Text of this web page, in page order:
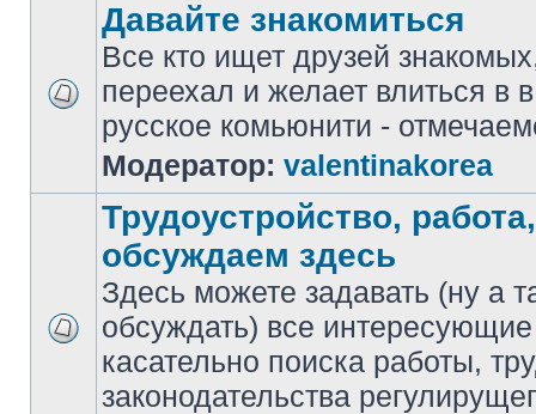
Давайте знакомиться
Все кто ищет друзей
переехал и желает влиться в
русcкое комьюнити -
Модератор: valentinakorea
Трудоустройство,
обсуждаем здесь
Здесь можете задавать (ну а
обсуждать) все
касательно поиска работы,
законодательства